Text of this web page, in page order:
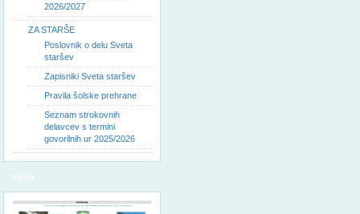
2026/2027
ZA STARŠE
Poslovnik o delu Sveta
staršev
Zapisniki Sveta staršev
Pravila šolske prehrane
Seznam strokovnih
delavcev s termini
govorilnih ur 2025/2026
Vizija